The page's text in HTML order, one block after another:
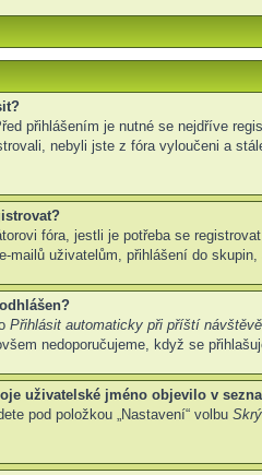
přihlášením je nutné se nejdříve
nebyli jste z fóra vyloučeni a
fóra, jestli je potřeba se
mailů uživatelům, přihlášení do
Přihlásit automaticky při příští návštěvě
nedoporučujeme, když se
uživatelské jméno objevilo v
pod položkou „Nastavení“ volbu